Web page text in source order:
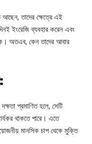
আছেন, তাদের ক্ষেত্রে এই
ইংরেজি ব্যবহার করেন এবং
অতএব, কেন তাদের আবার
প্রমাণিত হলে, সেটি
থাকতে পারে। এতে
মানসিক চাপ থেকে মুক্তি